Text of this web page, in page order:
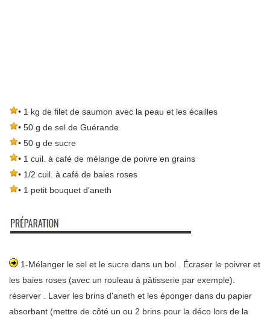
• 1 kg de filet de saumon avec la peau et les écailles
• 50 g de sel de Guérande
• 50 g de sucre
• 1 cuil. à café de mélange de poivre en grains
• 1/2 cuil. à café de baies roses
• 1 petit bouquet d'aneth
1-Mélanger le sel et le sucre dans un bol . Écraser le poivrer et
les baies roses (avec un rouleau à pâtisserie par exemple).
réserver . Laver les brins d'aneth et les éponger dans du papier
absorbant (mettre de côté un ou 2 brins pour la déco lors de la